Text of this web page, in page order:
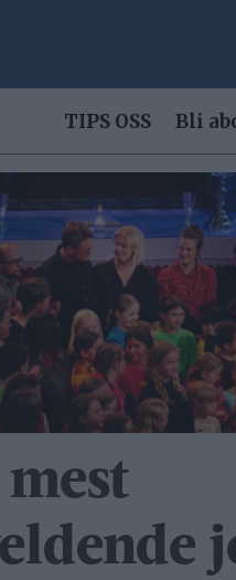
TIPS OSS Bli